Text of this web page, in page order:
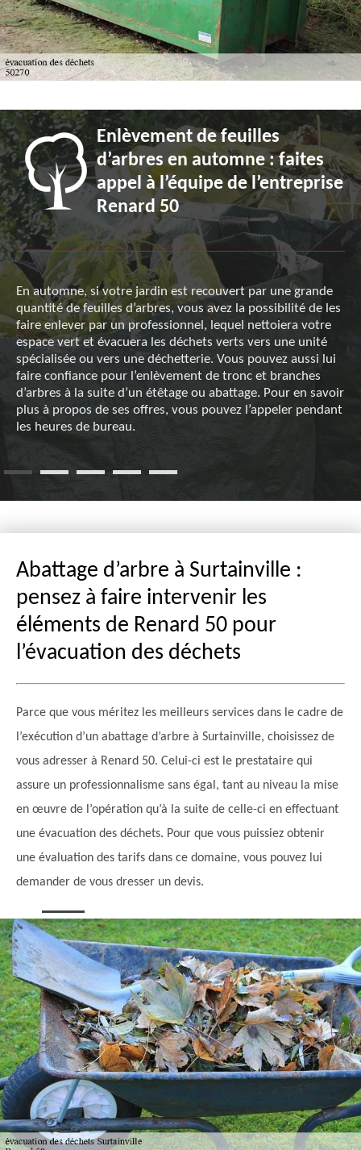
Enlèvement de feuilles
d’arbres en automne : faites
appel à l’équipe de l’entreprise
Renard 50
En automne, si votre jardin est recouvert par une grande
quantité de feuilles d’arbres, vous avez la possibilité de les
faire enlever par un professionnel, lequel nettoiera votre
espace vert et évacuera les déchets verts vers une unité
spécialisée ou vers une déchetterie. Vous pouvez aussi lui
faire confiance pour l’enlèvement de tronc et branches
d’arbres à la suite d’un étêtage ou abattage. Pour en savoir
plus à propos de ses offres, vous pouvez l’appeler pendant
les heures de bureau.
Abattage d’arbre à Surtainville :
pensez à faire intervenir les
éléments de Renard 50 pour
l’évacuation des déchets
Parce que vous méritez les meilleurs services dans le cadre de
l’exécution d’un abattage d’arbre à Surtainville, choisissez de
vous adresser à Renard 50. Celui-ci est le prestataire qui
assure un professionnalisme sans égal, tant au niveau la mise
en œuvre de l’opération qu’à la suite de celle-ci en effectuant
une évacuation des déchets. Pour que vous puissiez obtenir
une évaluation des tarifs dans ce domaine, vous pouvez lui
demander de vous dresser un devis.